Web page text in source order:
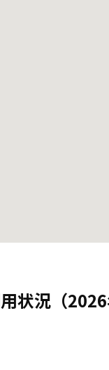
状況（2026